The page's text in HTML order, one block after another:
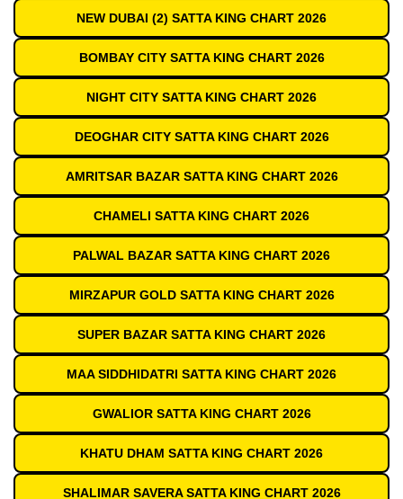
NEW DUBAI (2) SATTA KING CHART 2026
BOMBAY CITY SATTA KING CHART 2026
NIGHT CITY SATTA KING CHART 2026
DEOGHAR CITY SATTA KING CHART 2026
AMRITSAR BAZAR SATTA KING CHART 2026
CHAMELI SATTA KING CHART 2026
PALWAL BAZAR SATTA KING CHART 2026
MIRZAPUR GOLD SATTA KING CHART 2026
SUPER BAZAR SATTA KING CHART 2026
MAA SIDDHIDATRI SATTA KING CHART 2026
GWALIOR SATTA KING CHART 2026
KHATU DHAM SATTA KING CHART 2026
SHALIMAR SAVERA SATTA KING CHART 2026